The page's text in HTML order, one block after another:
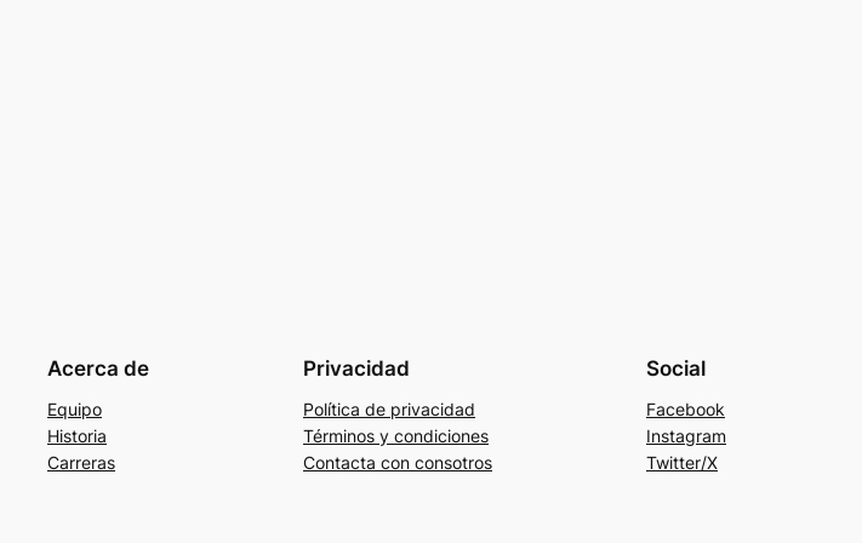
Acerca de
Equipo
Historia
Carreras
Privacidad
Política de privacidad
Términos y condiciones
Contacta con consotros
Social
Facebook
Instagram
Twitter/X